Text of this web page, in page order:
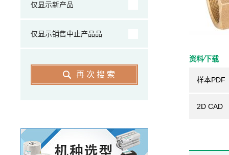
资料⁄下载
样本PDF
2D CAD
仅显示新产品
仅显示销售中止产品品
再次搜索